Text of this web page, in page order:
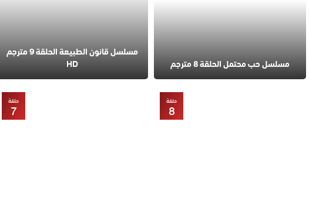
مسلسل حب محتمل الحلقة 8 مترجم
مسلسل قانون الطبيعة الحلقة 9 مترجم
HD
حلقة
8
حلقة
7